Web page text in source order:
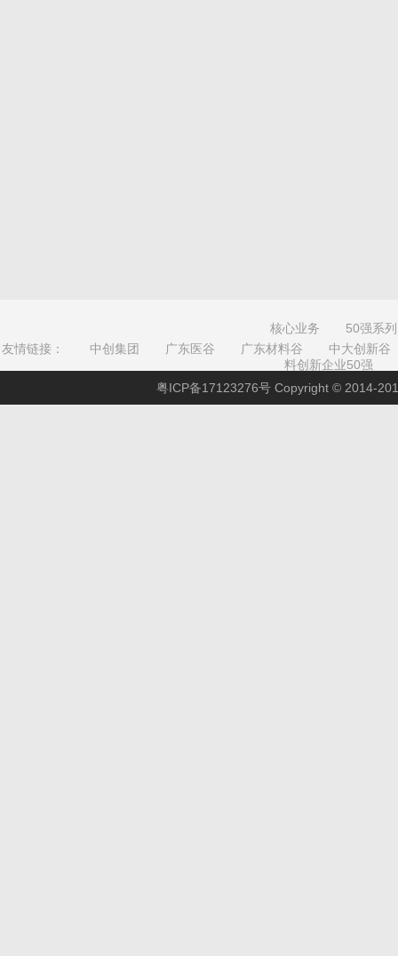
核心业务
50强系列
友情链接：
中创集团 广东医谷 广东材料谷
中大创新谷
料创新企业50强
粤ICP备17123276号 Copyright © 2014-